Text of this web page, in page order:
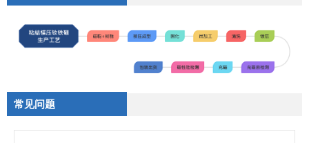
常见问题